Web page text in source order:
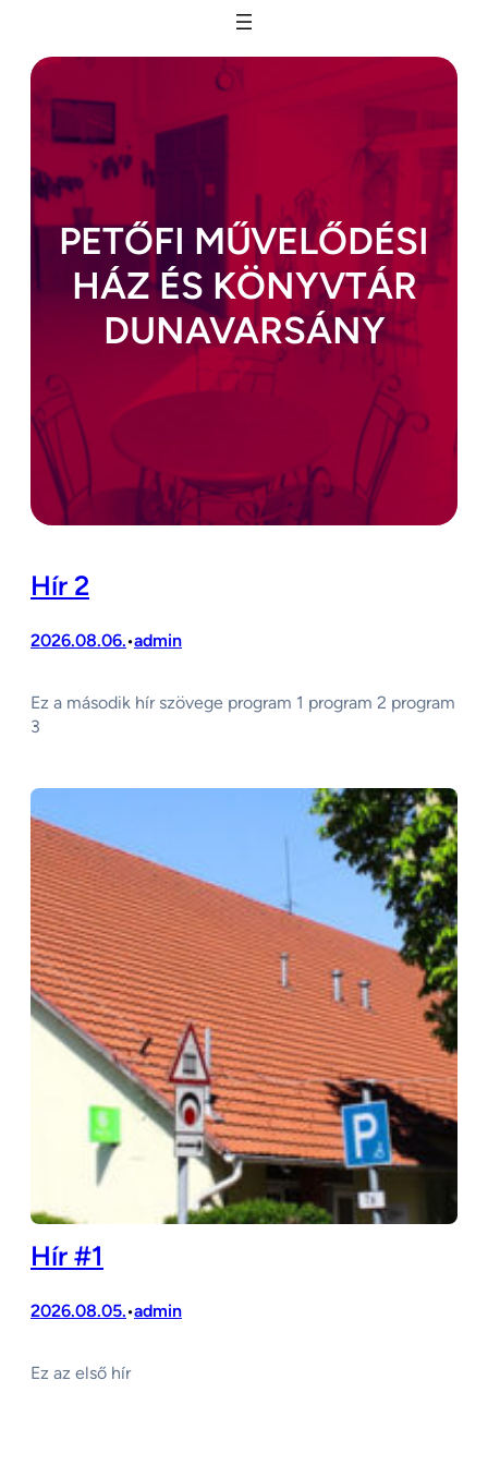
tartalomhoz
PETŐFI MŰVELŐDÉSI
HÁZ ÉS KÖNYVTÁR
DUNAVARSÁNY
Hír 2
2026.08.06.•admin
Ez a második hír szövege program 1 program 2 program
3
Hír #1
2026.08.05.•admin
Ez az első hír